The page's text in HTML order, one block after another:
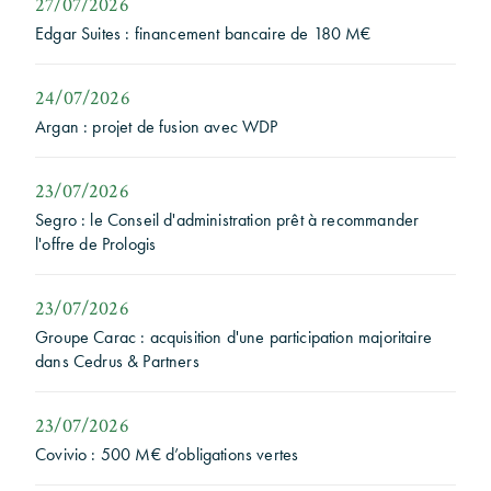
27/07/2026
Edgar Suites : financement bancaire de 180 M€
24/07/2026
Argan : projet de fusion avec WDP
23/07/2026
Segro : le Conseil d'administration prêt à recommander
l'offre de Prologis
23/07/2026
Groupe Carac : acquisition d'une participation majoritaire
dans Cedrus & Partners
23/07/2026
Covivio : 500 M€ d’obligations vertes